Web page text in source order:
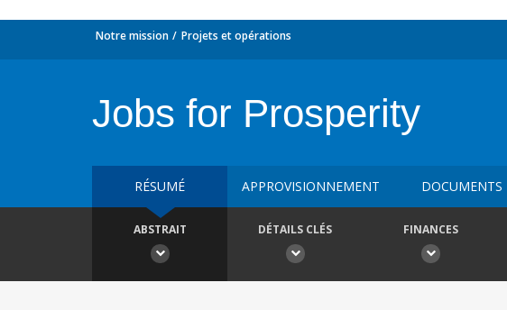
Notre mission Projets et opérations
Jobs for Prosperity
RÉSUMÉ APPROVISIONNEMENT DOCUMENTS
ABSTRAIT DÉTAILS CLÉS FINANCES